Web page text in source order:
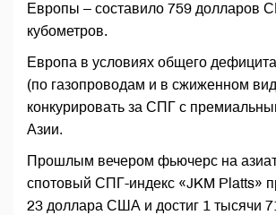
Европы – составило 759 долларов
кубометров.
Европа в условиях общего дефицита
(по газопроводам и в сжиженном
конкурировать за СПГ с
Азии.
Прошлым вечером фьючерс на
спотовый СПГ-индекс «JKM Platts»
23 доллара США и достиг 1 тысячи